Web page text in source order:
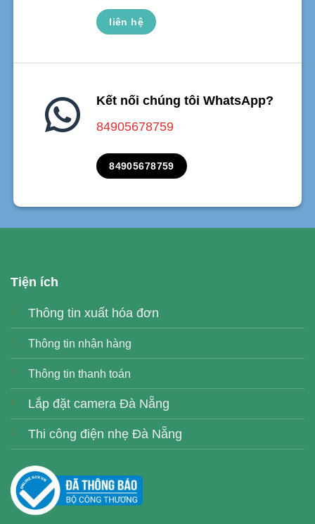
liên hệ
Kết nối chúng tôi WhatsApp?
84905678759
84905678759
Tiện ích
Thông tin xuất hóa đơn
Thông tin nhận hàng
Thông tin thanh toán
Lắp đặt camera Đà Nẵng
Thi công điện nhẹ Đà Nẵng